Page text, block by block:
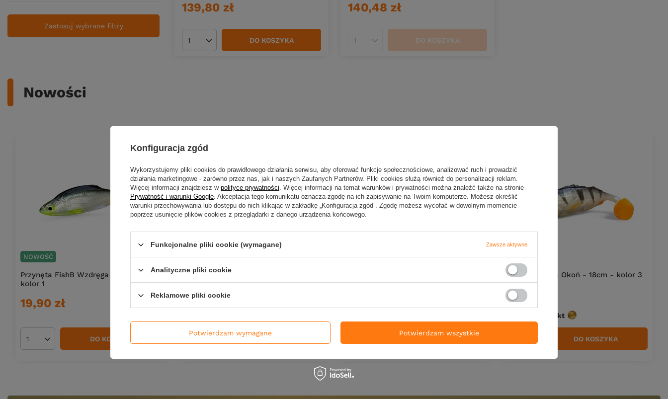
Zastosuj wybrane filtry
139,80 zł
Ilość produktów DO KOSZYKA
140,48 zł
Ilość produktów DO KOSZYKA
Nowości
NOWOŚĆ
Przynęta FishB Wzdręga - 12cm -
kolor 1
19,90 zł
Ilość produktów DO KOSZYKA
NOWOŚĆ
Przynęta FishB Okoń - 10cm - kolor 1
16,50 zł
Ilość produktów DO KOSZYKA
NOWOŚĆ
Ilość produktów DO KOSZYKA
NOWOŚĆ
Przynęta FishB Okoń - 18cm - kolor 3
54,90 zł
pktpunktów
Ilość produktów DO KOSZYKA
Konfiguracja zgód
Wykorzystujemy pliki cookies do prawidłowego działania serwisu, aby oferować funkcje społecznościowe, analizować ruch i prowadzić
działania marketingowe - zarówno przez nas, jak i naszych Zaufanych Partnerów. Pliki cookies służą również do personalizacji reklam.
Więcej informacji znajdziesz w polityce prywatności. Więcej informacji na temat warunków i prywatności można znaleźć także na stronie
Prywatność i warunki Google. Akceptacja tego komunikatu oznacza zgodę na ich zapisywanie na Twoim komputerze. Możesz określić
warunki przechowywania lub dostępu do nich klikając w zakładkę „Konfiguracja zgód”. Zgodę możesz wycofać w dowolnym momencie
poprzez usunięcie plików cookies z przeglądarki z danego urządzenia końcowego.
Funkcjonalne pliki cookie (wymagane) Zawsze aktywne
Analityczne pliki cookie
Reklamowe pliki cookie
Potwierdzam wymagane Potwierdzam wszystkie